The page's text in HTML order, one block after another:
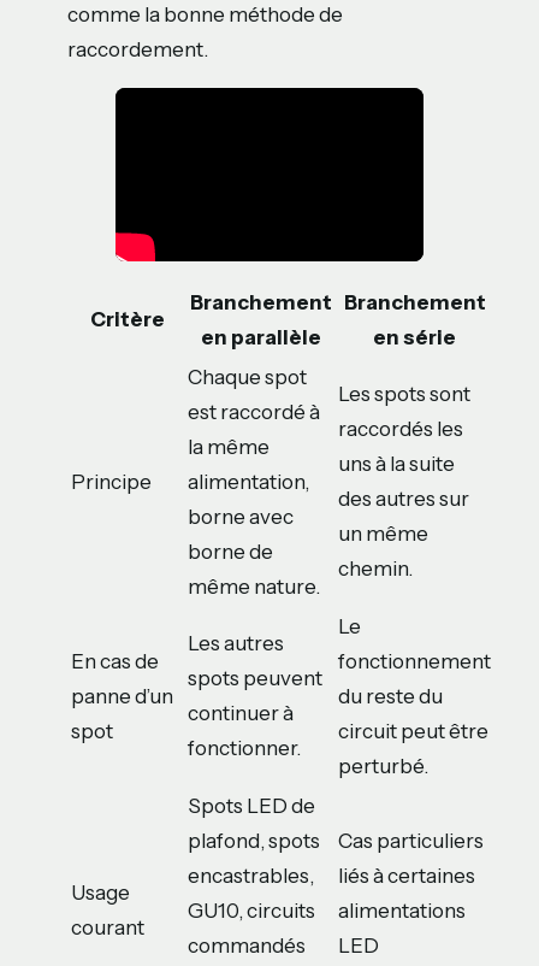
comme la bonne méthode de
raccordement.
Critère
Branchement
en parallèle
Branchement
en série
Principe
Chaque spot
est raccordé à
la même
alimentation,
borne avec
borne de
même nature.
Les spots sont
raccordés les
uns à la suite
des autres sur
un même
chemin.
En cas de
panne d’un
spot
Les autres
spots peuvent
continuer à
fonctionner.
Le
fonctionnement
du reste du
circuit peut être
perturbé.
Usage
courant
Spots LED de
plafond, spots
encastrables,
GU10, circuits
commandés
Cas particuliers
liés à certaines
alimentations
LED